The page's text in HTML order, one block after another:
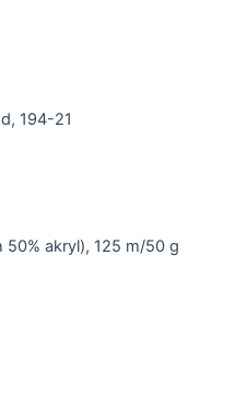
194-21
50% akryl), 125 m/50 g